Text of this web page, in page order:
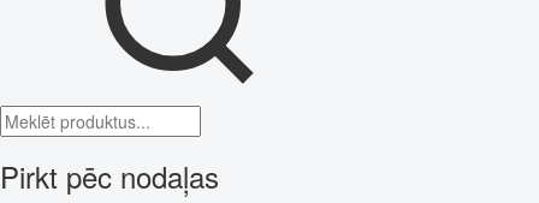
Pirkt pēc nodaļas